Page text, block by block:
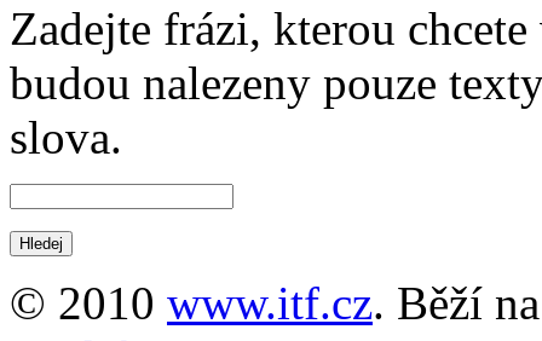
Zadejte frázi, kterou
budou nalezeny pouze
slova.
© 2010 www.itf.cz. Běží